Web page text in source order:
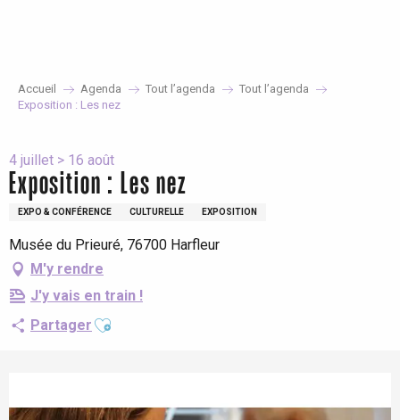
Accueil Agenda Tout l’agenda
Tout l’agenda
Exposition : Les nez
4 juillet > 16 août
Exposition : Les nez
EXPO & CONFÉRENCE CULTURELLE EXPOSITION
Musée du Prieuré, 76700 Harfleur
M'y rendre
J'y vais en train !
Partager Ajouter aux favoris